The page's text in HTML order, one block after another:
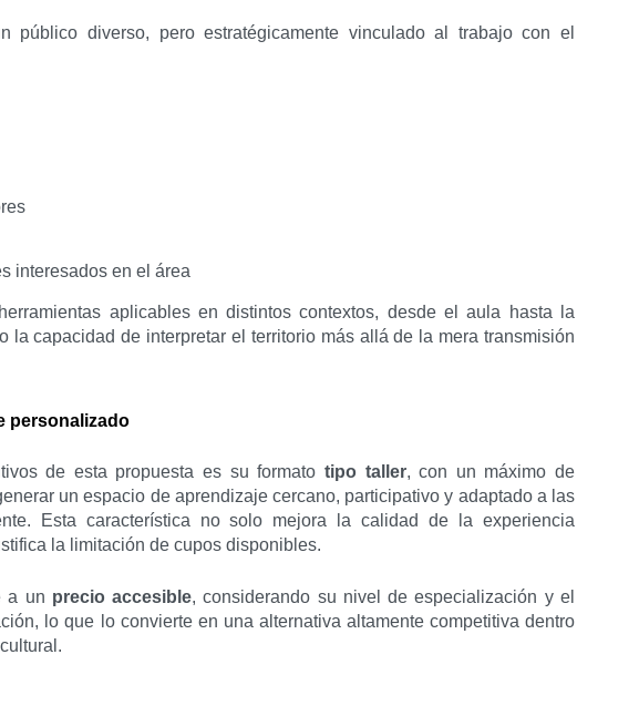
público diverso, pero estratégicamente vinculado al trabajo con el
interesados en el área
aplicables en distintos contextos, desde el aula hasta la
la capacidad de interpretar el territorio más allá de la mera transmisión
personalizado
de esta propuesta es su formato tipo taller, con un máximo de
un espacio de aprendizaje cercano, participativo y adaptado a las
Esta característica no solo mejora la calidad de la experiencia
la limitación de cupos disponibles.
a un precio accesible, considerando su nivel de especialización y el
lo que lo convierte en una alternativa altamente competitiva dentro